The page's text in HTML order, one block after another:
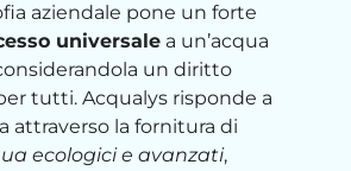
aziendale pone un forte
universale a un’acqua
un diritto
tutti. Acqualys risponde a
attraverso la fornitura di
ecologici e avanzati,